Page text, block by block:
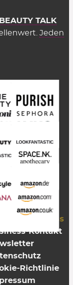
TALK
Jeden
Kaufkompass
Kontakt
Richtlinie